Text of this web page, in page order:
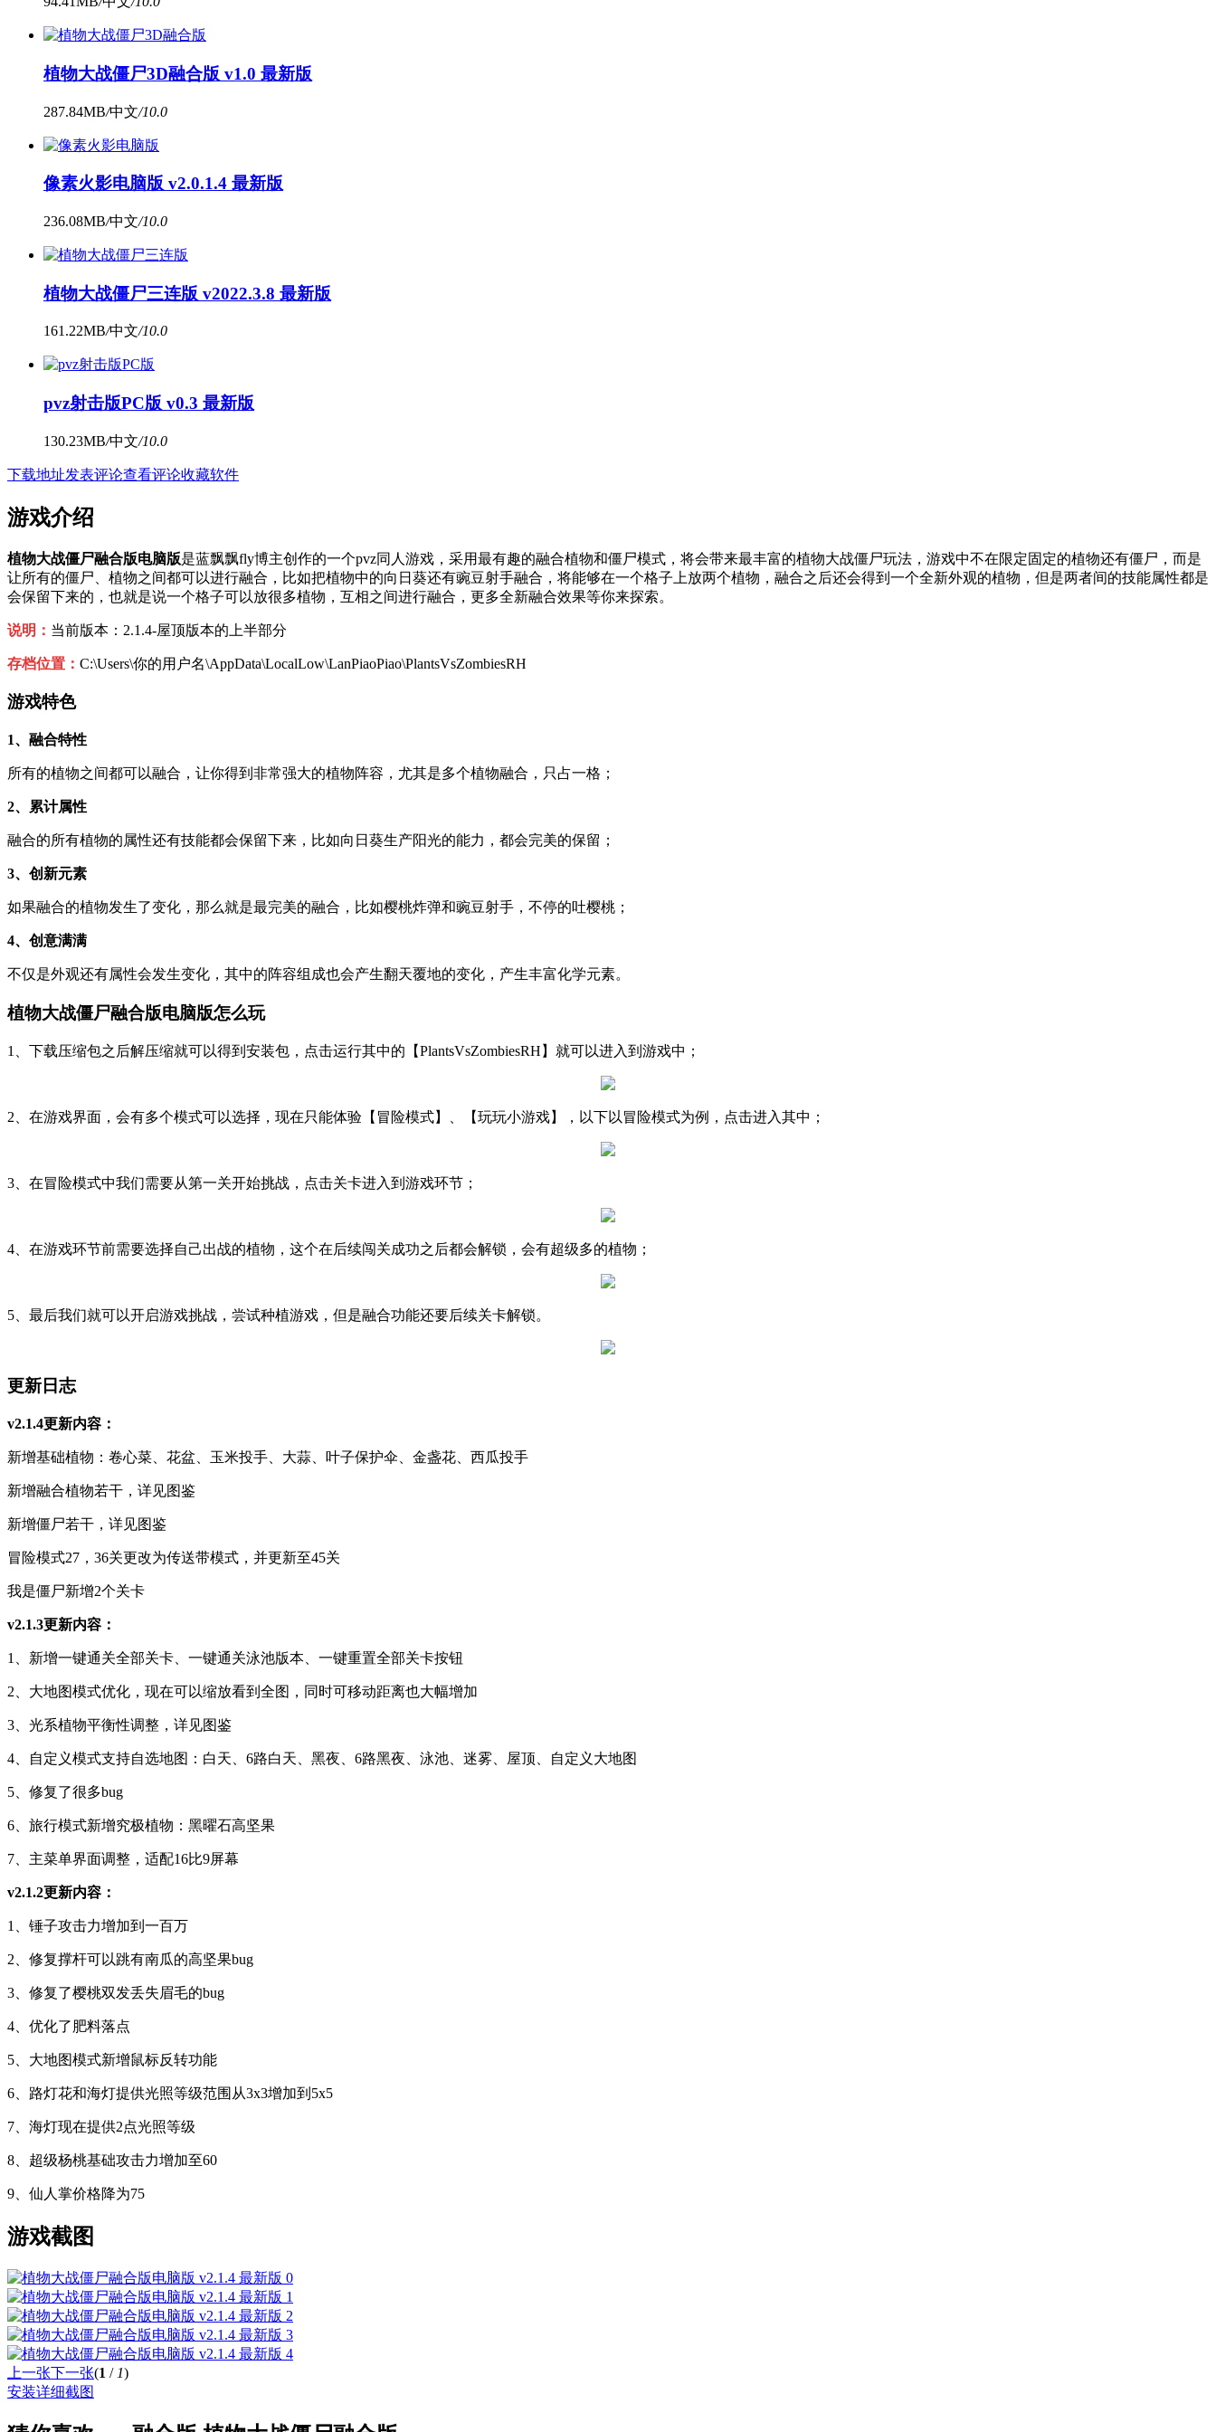
植物大战僵尸3D融合版 v1.0 最新版
287.84MB/中文/10.0
像素火影电脑版 v2.0.1.4 最新版
236.08MB/中文/10.0
植物大战僵尸三连版 v2022.3.8 最新版
161.22MB/中文/10.0
pvz射击版PC版 v0.3 最新版
130.23MB/中文/10.0
下载地址发表评论查看评论收藏软件
游戏介绍
植物大战僵尸融合版电脑版是蓝飘飘fly博主创作的一个pvz同人游戏，采用最有趣的融合植物和僵尸模式，将会带来最丰富的植物大战僵尸玩法，游戏中不在限定固定的植物还有僵尸，而是
让所有的僵尸、植物之间都可以进行融合，比如把植物中的向日葵还有豌豆射手融合，将能够在一个格子上放两个植物，融合之后还会得到一个全新外观的植物，但是两者间的技能属性都是
会保留下来的，也就是说一个格子可以放很多植物，互相之间进行融合，更多全新融合效果等你来探索。
说明： 当前版本：2.1.4-屋顶版本的上半部分
存档位置： C:\Users\你的用户名\AppData\LocalLow\LanPiaoPiao\PlantsVsZombiesRH
游戏特色
1、融合特性
所有的植物之间都可以融合，让你得到非常强大的植物阵容，尤其是多个植物融合，只占一格；
2、累计属性
融合的所有植物的属性还有技能都会保留下来，比如向日葵生产阳光的能力，都会完美的保留；
3、创新元素
如果融合的植物发生了变化，那么就是最完美的融合，比如樱桃炸弹和豌豆射手，不停的吐樱桃；
4、创意满满
不仅是外观还有属性会发生变化，其中的阵容组成也会产生翻天覆地的变化，产生丰富化学元素。
植物大战僵尸融合版电脑版怎么玩
1、下载压缩包之后解压缩就可以得到安装包，点击运行其中的【PlantsVsZombiesRH】就可以进入到游戏中；
2、在游戏界面，会有多个模式可以选择，现在只能体验【冒险模式】、【玩玩小游戏】，以下以冒险模式为例，点击进入其中；
3、在冒险模式中我们需要从第一关开始挑战，点击关卡进入到游戏环节；
4、在游戏环节前需要选择自己出战的植物，这个在后续闯关成功之后都会解锁，会有超级多的植物；
5、最后我们就可以开启游戏挑战，尝试种植游戏，但是融合功能还要后续关卡解锁。
更新日志
v2.1.4更新内容：
新增基础植物：卷心菜、花盆、玉米投手、大蒜、叶子保护伞、金盏花、西瓜投手
新增融合植物若干，详见图鉴
新增僵尸若干，详见图鉴
冒险模式27，36关更改为传送带模式，并更新至45关
我是僵尸新增2个关卡
v2.1.3更新内容：
1、新增一键通关全部关卡、一键通关泳池版本、一键重置全部关卡按钮
2、大地图模式优化，现在可以缩放看到全图，同时可移动距离也大幅增加
3、光系植物平衡性调整，详见图鉴
4、自定义模式支持自选地图：白天、6路白天、黑夜、6路黑夜、泳池、迷雾、屋顶、自定义大地图
5、修复了很多bug
6、旅行模式新增究极植物：黑曜石高坚果
7、主菜单界面调整，适配16比9屏幕
v2.1.2更新内容：
1、锤子攻击力增加到一百万
2、修复撑杆可以跳有南瓜的高坚果bug
3、修复了樱桃双发丢失眉毛的bug
4、优化了肥料落点
5、大地图模式新增鼠标反转功能
6、路灯花和海灯提供光照等级范围从3x3增加到5x5
7、海灯现在提供2点光照等级
8、超级杨桃基础攻击力增加至60
9、仙人掌价格降为75
游戏截图
上一张下一张(1 / 1)
安装详细截图